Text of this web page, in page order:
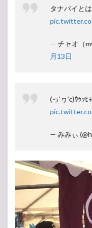
タナパイと
— チャオ（
月13日
(っ'ヮ'c)ｳｩｯﾋ
— みみぃ